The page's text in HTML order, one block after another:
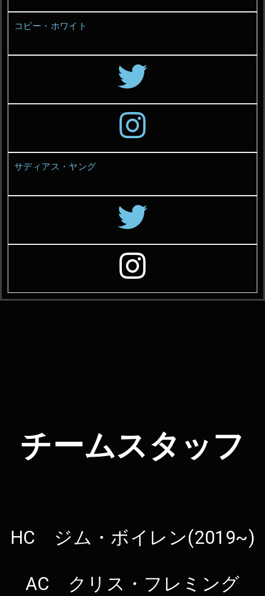
コビー・ホワイト
サディアス・ヤング
チームスタッフ
HC ジム・ボイレン(2019~)
AC クリス・フレミング